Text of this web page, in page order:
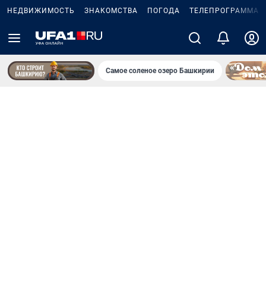
НЕДВИЖИМОСТЬ ЗНАКОМСТВА ПОГОДА ТЕЛЕПРОГРАММА
Самое соленое озеро Башкирии